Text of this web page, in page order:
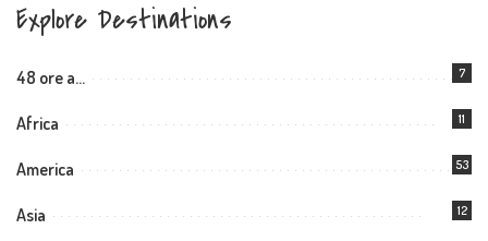
Explore Destinations
48 ore a… 7
Africa 11
America 53
Asia 12